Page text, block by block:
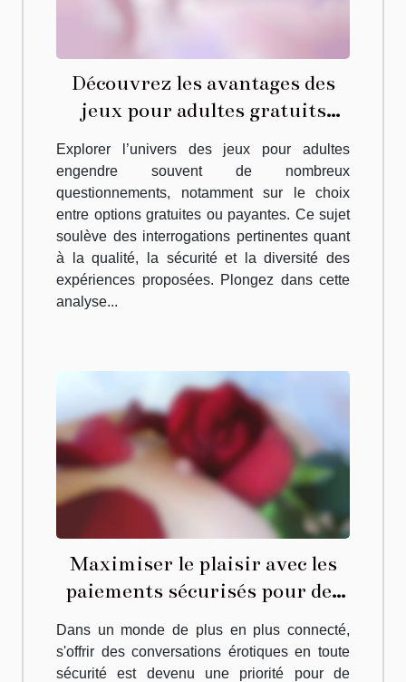
Découvrez les avantages des
jeux pour adultes gratuits
versus payants
Explorer l’univers des jeux pour adultes
engendre souvent de nombreux
questionnements, notamment sur le choix
entre options gratuites ou payantes. Ce sujet
soulève des interrogations pertinentes quant
à la qualité, la sécurité et la diversité des
expériences proposées. Plongez dans cette
analyse...
Maximiser le plaisir avec les
paiements sécurisés pour des
conversations érotiques
Dans un monde de plus en plus connecté,
s'offrir des conversations érotiques en toute
sécurité est devenu une priorité pour de